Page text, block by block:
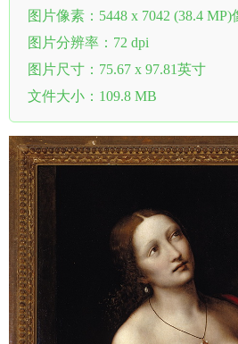
图片像素：5448 x 7042 (38.4 MP)
图片分辨率：72 dpi
图片尺寸：75.67 x 97.81英寸
文件大小：109.8 MB